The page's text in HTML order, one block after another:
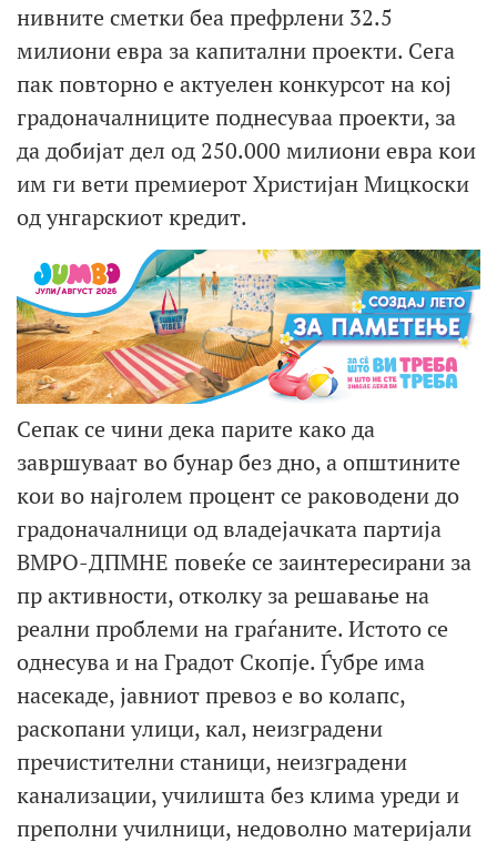
нивните сметки беа префрлени 32.5
милиони евра за капитални проекти. Сега
пак повторно е актуелен конкурсот на кој
градоначалниците поднесуваа проекти, за
да добијат дел од 250.000 милиони евра кои
им ги вети премиерот Христијан Мицкоски
од унгарскиот кредит.
Сепак се чини дека парите како да
завршуваат во бунар без дно, а општините
кои во најголем процент се раководени до
градоначалници од владејачката партија
ВМРО-ДПМНЕ повеќе се заинтересирани за
пр активности, отколку за решавање на
реални проблеми на граѓаните. Истото се
однесува и на Градот Скопје. Ѓубре има
насекаде, јавниот превоз е во колапс,
раскопани улици, кал, неизградени
пречистителни станици, неизградени
канализации, училишта без клима уреди и
преполни училници, недоволно материјали